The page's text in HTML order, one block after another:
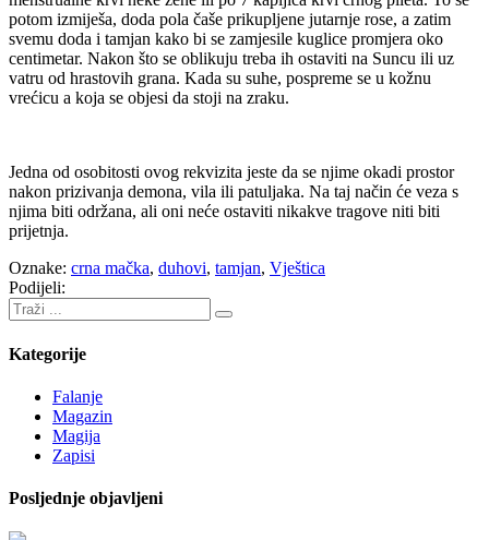
potom izmiješa, doda pola čaše prikupljene jutarnje rose, a zatim
svemu doda i tamjan kako bi se zamjesile kuglice promjera oko
centimetar. Nakon što se oblikuju treba ih ostaviti na Suncu ili uz
vatru od hrastovih grana. Kada su suhe, pospreme se u kožnu
vrećicu a koja se objesi da stoji na zraku.
Jedna od osobitosti ovog rekvizita jeste da se njime okadi prostor
nakon prizivanja demona, vila ili patuljaka. Na taj način će veza s
njima biti održana, ali oni neće ostaviti nikakve tragove niti biti
prijetnja.
Oznake: crna mačka, duhovi, tamjan, Vještica
Podijeli:
Kategorije
Falanje
Magazin
Magija
Zapisi
Posljednje objavljeni